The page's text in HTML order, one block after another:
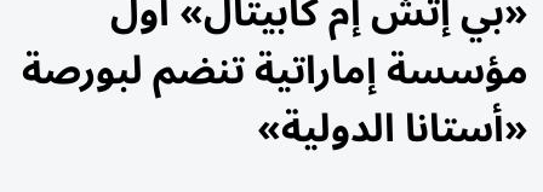
مؤسسة إماراتية تنضم لبورصة
«أستانا الدولية»